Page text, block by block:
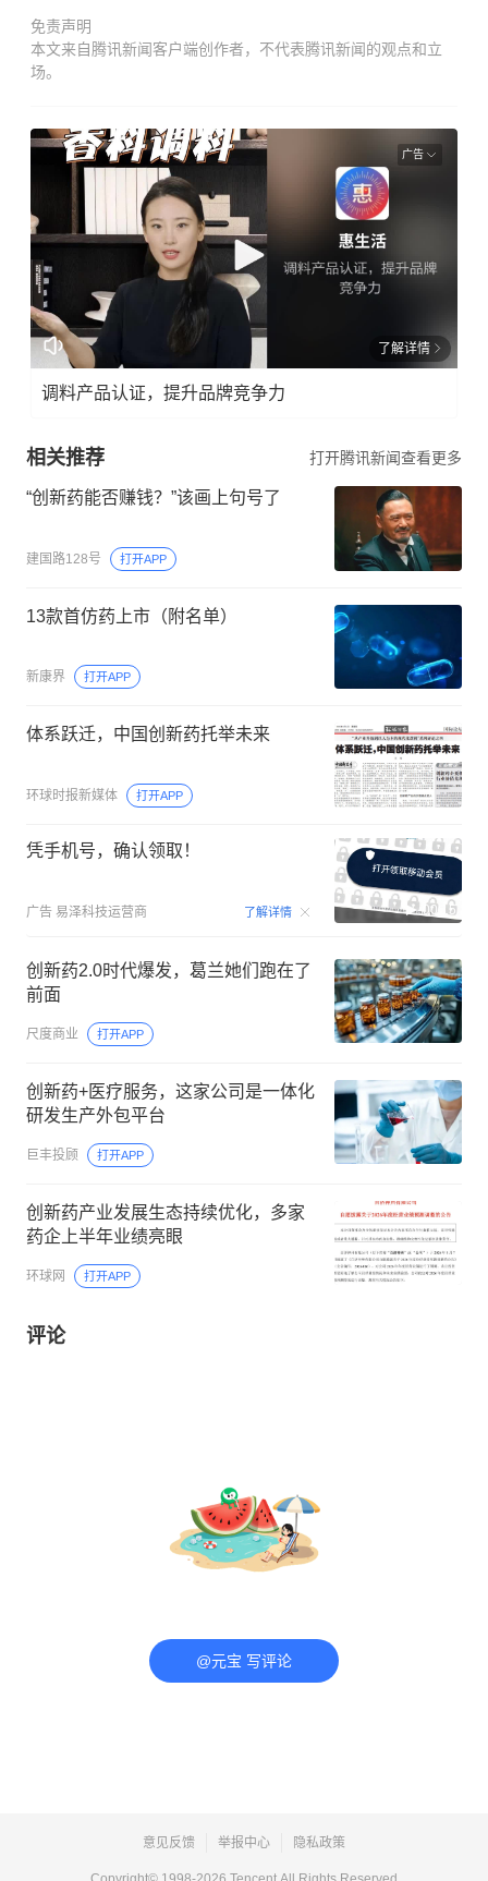
免责声明
本文来自腾讯新闻客户端创作者，不代表腾讯新闻的观点和立
场。
广告
了解详情
调料产品认证，提升品牌竞争力
相关推荐 打开腾讯新闻查看更多
“创新药能否赚钱？”该画上句号了
建国路128号 打开APP
13款首仿药上市（附名单）
新康界 打开APP
体系跃迁，中国创新药托举未来
环球时报新媒体 打开APP
凭手机号，确认领取！
广告 易泽科技运营商 了解详情 00:15
创新药2.0时代爆发，葛兰她们跑在了
前面
尺度商业 打开APP
创新药+医疗服务，这家公司是一体化
研发生产外包平台
巨丰投顾 打开APP
创新药产业发展生态持续优化，多家
药企上半年业绩亮眼
环球网 打开APP
评论
@元宝 写评论
意见反馈 举报中心 隐私政策